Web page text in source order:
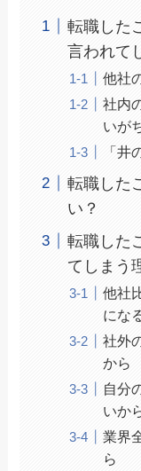
転職した
言われて
他社
社内
いが
「
転職した
い？
転職した
てしまう
他社
にな
社外
から
自分
いか
業界
ら